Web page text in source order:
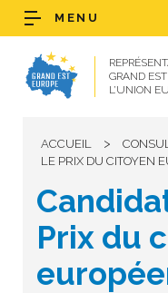
GRAND
L’UNION
MENU
ACCUEIL >
LE PRIX DU CITOYEN
Prix du